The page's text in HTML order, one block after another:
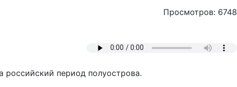
Просмотров: 6748
российский период полуострова.